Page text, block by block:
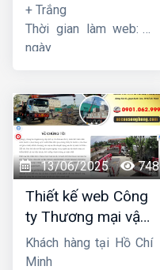
+ Trắng
Thời gian làm web: 7
ngày
13/06/2025 748
Thiết kế web Công
ty Thương mại vận
tải Song Bằng
Khách hàng tại Hồ Chí
Minh